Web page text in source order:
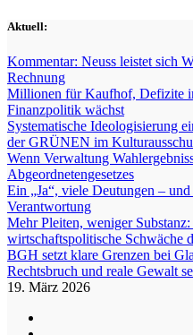
Zum
springen
Aktuell:
Kommentar: Neuss leistet sich
Rechnung
Millionen für Kaufhof, Defizite
Finanzpolitik wächst
Systematische Ideologisierung
der GRÜNEN im
Wenn Verwaltung
Abgeordnetengesetzes
Ein „Ja“, viele Deutungen –
Verantwortung
Mehr Pleiten, weniger
wirtschaftspolitische Schwäche
BGH setzt klare Grenzen bei
Rechtsbruch und reale Gewalt
19. März 2026